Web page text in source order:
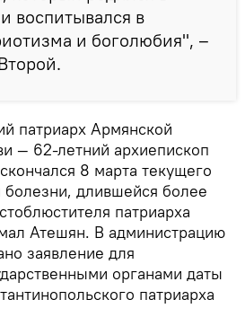
воспитывался в
и боголюбия", –
патриарх Армянской
— 62-летний архиепископ
8 марта текущего
болезни, длившейся более
патриарха
Атешян. В администрацию
заявление для
органами даты
патриарха